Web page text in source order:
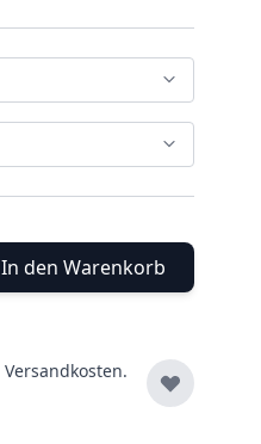
In den Warenkorb
Versandkosten.